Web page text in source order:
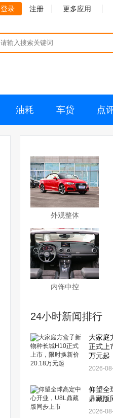
登录 注册 更多应用
油耗 车贷 点
外观整体
内饰中控
24小时新闻排行
大家庭
正式上
万元起
2026-
仰望全
鼎藏版
2026-